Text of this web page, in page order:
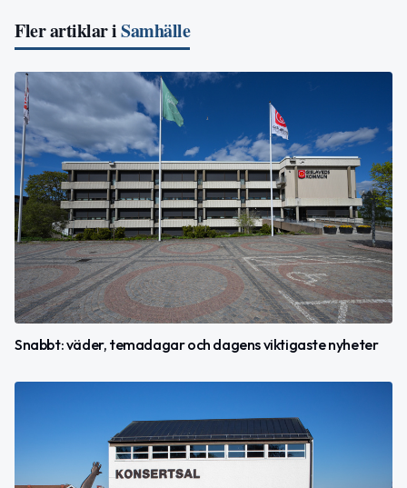
Fler artiklar iSamhälle
Snabbt: väder, temadagar och dagens viktigaste nyheter